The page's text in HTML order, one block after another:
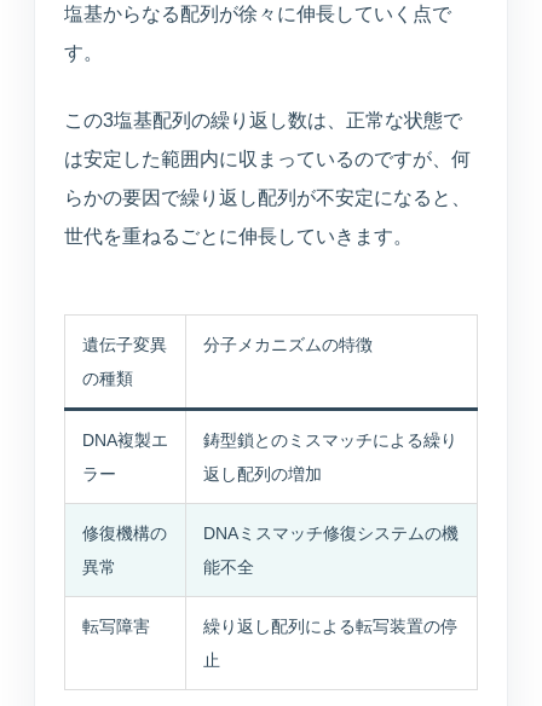
塩基からなる配列が徐々に伸長していく点で
す。
この3塩基配列の繰り返し数は、正常な状態で
は安定した範囲内に収まっているのですが、何
らかの要因で繰り返し配列が不安定になると、
世代を重ねるごとに伸長していきます。
遺伝子変異
の種類
分子メカニズムの特徴
DNA複製エ
ラー
鋳型鎖とのミスマッチによる繰り
返し配列の増加
修復機構の
異常
DNAミスマッチ修復システムの機
能不全
転写障害
繰り返し配列による転写装置の停
止